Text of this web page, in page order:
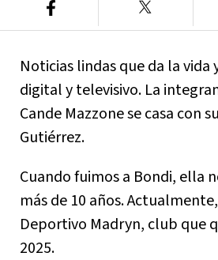
Noticias lindas que da la
digital y televisivo. La
Cande Mazzone se casa con
Gutiérrez.
Cuando fuimos a Bondi, ella
más de 10 años.
Deportivo Madryn, club que
2025.